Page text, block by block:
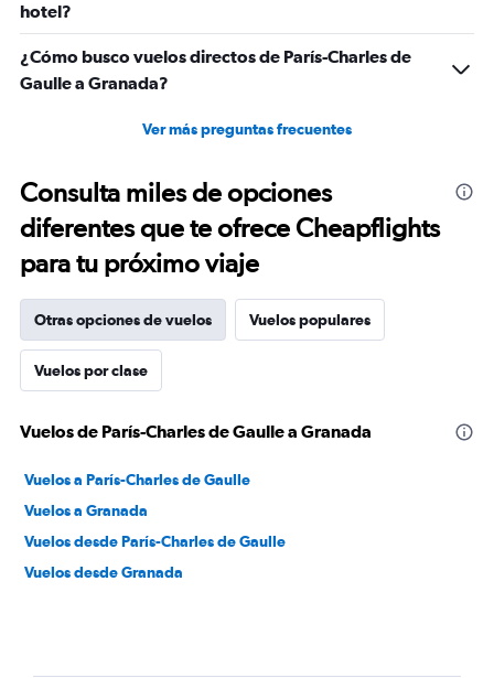
hotel?
¿Cómo busco vuelos directos de París-Charles de
Gaulle a Granada?
Ver más preguntas frecuentes
Consulta miles de opciones
diferentes que te ofrece Cheapflights
para tu próximo viaje
Otras opciones de vuelos Vuelos populares
Vuelos por clase
Vuelos de París-Charles de Gaulle a Granada
Vuelos a París-Charles de Gaulle
Vuelos a Granada
Vuelos desde París-Charles de Gaulle
Vuelos desde Granada